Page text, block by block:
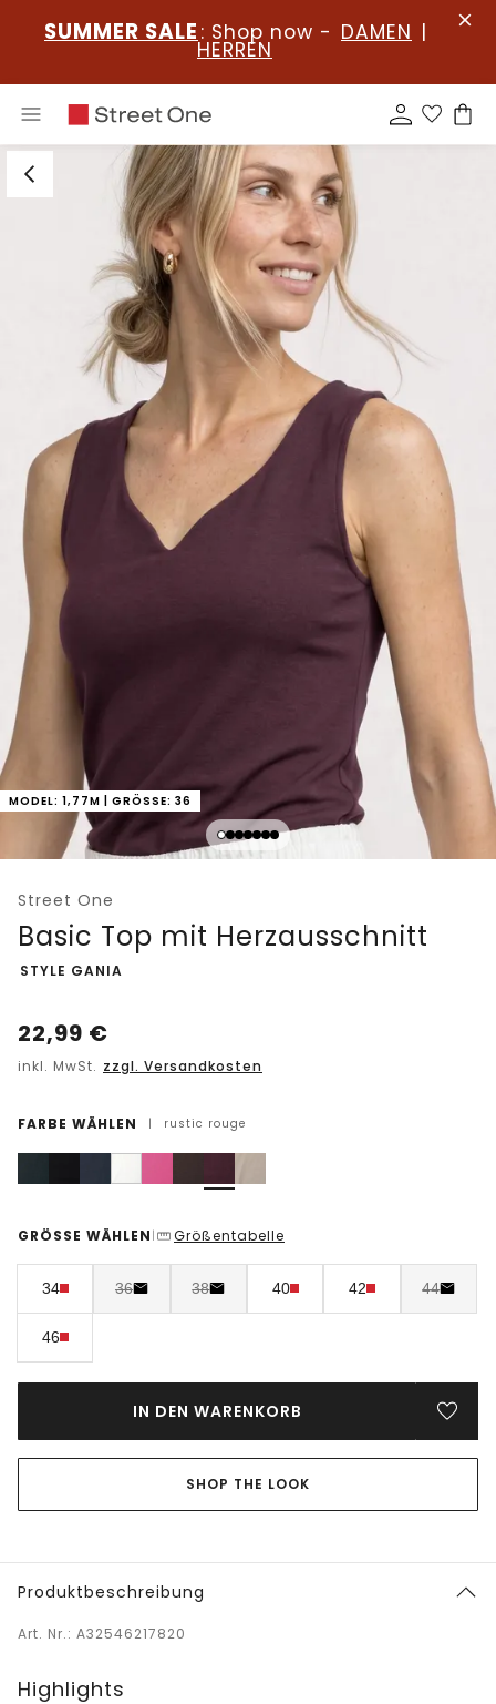
SUMMER SALE : Shop now - DAMEN |
HERREN
MODEL: 1,77M | GRÖSSE: 36
Street One
Basic Top mit Herzausschnitt
-
STYLE GANIA
22,99 €
inkl. MwSt. zzgl. Versandkosten
FARBE WÄHLEN | rustic rouge
GRÖSSE WÄHLEN | Größentabelle
34 36 38 40 42 44
46
IN DEN WARENKORB
SHOP THE LOOK
Produktbeschreibung
Art. Nr.: A32546217820
Highlights